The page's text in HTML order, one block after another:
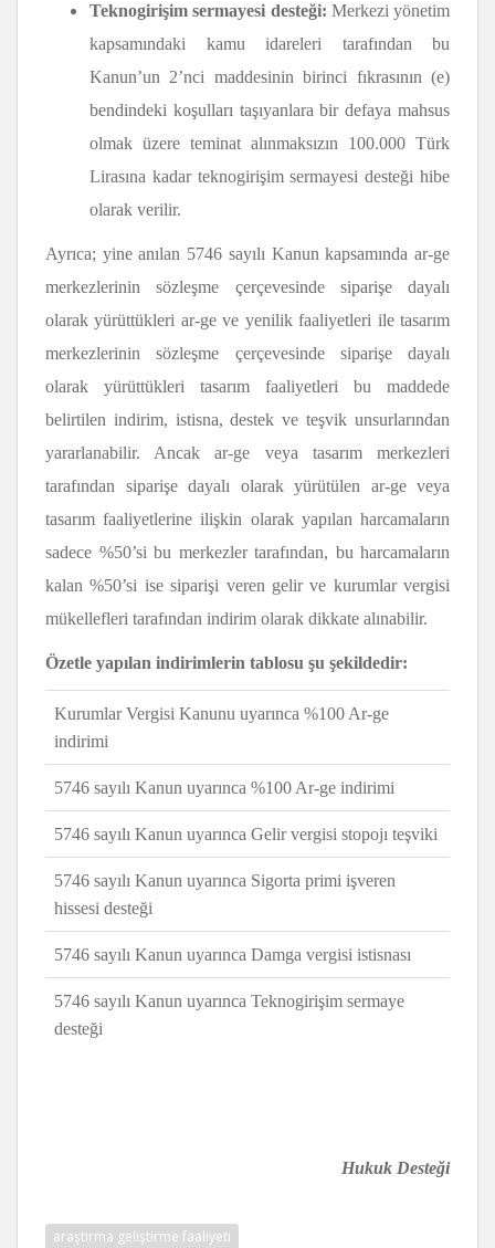
Teknogirişim sermayesi desteği: Merkezi yönetim
kapsamındaki kamu idareleri tarafından bu
Kanun’un 2’nci maddesinin birinci fıkrasının (e)
bendindeki koşulları taşıyanlara bir defaya mahsus
olmak üzere teminat alınmaksızın 100.000 Türk
Lirasına kadar teknogirişim sermayesi desteği hibe
olarak verilir.
Ayrıca; yine anılan 5746 sayılı Kanun kapsamında ar-ge
merkezlerinin sözleşme çerçevesinde siparişe dayalı
olarak yürüttükleri ar-ge ve yenilik faaliyetleri ile tasarım
merkezlerinin sözleşme çerçevesinde siparişe dayalı
olarak yürüttükleri tasarım faaliyetleri bu maddede
belirtilen indirim, istisna, destek ve teşvik unsurlarından
yararlanabilir. Ancak ar-ge veya tasarım merkezleri
tarafından siparişe dayalı olarak yürütülen ar-ge veya
tasarım faaliyetlerine ilişkin olarak yapılan harcamaların
sadece %50’si bu merkezler tarafından, bu harcamaların
kalan %50’si ise siparişi veren gelir ve kurumlar vergisi
mükellefleri tarafından indirim olarak dikkate alınabilir.
Özetle yapılan indirimlerin tablosu şu şekildedir:
Kurumlar Vergisi Kanunu uyarınca %100 Ar-ge
indirimi
5746 sayılı Kanun uyarınca %100 Ar-ge indirimi
5746 sayılı Kanun uyarınca Gelir vergisi stopojı teşviki
5746 sayılı Kanun uyarınca Sigorta primi işveren
hissesi desteği
5746 sayılı Kanun uyarınca Damga vergisi istisnası
5746 sayılı Kanun uyarınca Teknogirişim sermaye
desteği
Hukuk Desteği
araştırma geliştirme faaliyeti